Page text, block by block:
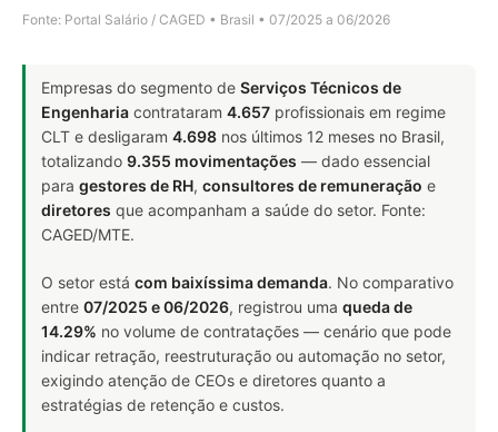
Fonte: Portal Salário / CAGED • Brasil • 07/2025 a 06/2026
Empresas do segmento de Serviços Técnicos de
Engenharia contrataram 4.657 profissionais em regime
CLT e desligaram 4.698 nos últimos 12 meses no Brasil,
totalizando 9.355 movimentações — dado essencial
para gestores de RH, consultores de remuneração e
diretores que acompanham a saúde do setor. Fonte:
CAGED/MTE.
O setor está com baixíssima demanda. No comparativo
entre 07/2025 e 06/2026, registrou uma queda de
14.29% no volume de contratações — cenário que pode
indicar retração, reestruturação ou automação no setor,
exigindo atenção de CEOs e diretores quanto a
estratégias de retenção e custos.